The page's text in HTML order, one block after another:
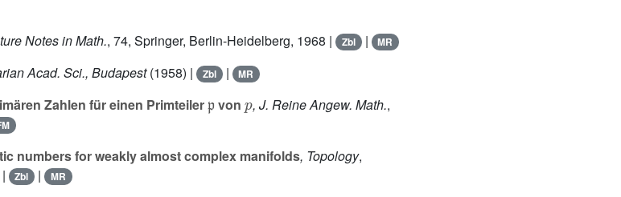
Notes in Math., 74, Springer, Berlin-Heidelberg, 1968 | Zbl | MR
Acad. Sci., Budapest(1958) | Zbl | MR
Zahlen für einen Primteiler von , J. Reine Angew. Math.,
numbers for weakly almost complex manifolds, Topology,
Zbl | MR